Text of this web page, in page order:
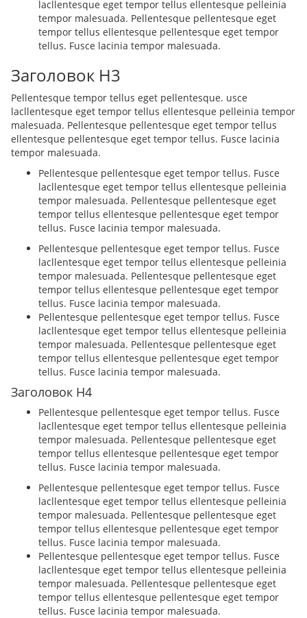
lacllentesque eget tempor tellus ellentesque pelleinia
tempor malesuada. Pellentesque pellentesque eget
tempor tellus ellentesque pellentesque eget tempor
tellus. Fusce lacinia tempor malesuada.
Заголовок H3
Pellentesque tempor tellus eget pellentesque. usce
lacllentesque eget tempor tellus ellentesque pelleinia tempor
malesuada. Pellentesque pellentesque eget tempor tellus
ellentesque pellentesque eget tempor tellus. Fusce lacinia
tempor malesuada.
Pellentesque pellentesque eget tempor tellus. Fusce
lacllentesque eget tempor tellus ellentesque pelleinia
tempor malesuada. Pellentesque pellentesque eget
tempor tellus ellentesque pellentesque eget tempor
tellus. Fusce lacinia tempor malesuada.
Pellentesque pellentesque eget tempor tellus. Fusce
lacllentesque eget tempor tellus ellentesque pelleinia
tempor malesuada. Pellentesque pellentesque eget
tempor tellus ellentesque pellentesque eget tempor
tellus. Fusce lacinia tempor malesuada.
Pellentesque pellentesque eget tempor tellus. Fusce
lacllentesque eget tempor tellus ellentesque pelleinia
tempor malesuada. Pellentesque pellentesque eget
tempor tellus ellentesque pellentesque eget tempor
tellus. Fusce lacinia tempor malesuada.
Заголовок H4
Pellentesque pellentesque eget tempor tellus. Fusce
lacllentesque eget tempor tellus ellentesque pelleinia
tempor malesuada. Pellentesque pellentesque eget
tempor tellus ellentesque pellentesque eget tempor
tellus. Fusce lacinia tempor malesuada.
Pellentesque pellentesque eget tempor tellus. Fusce
lacllentesque eget tempor tellus ellentesque pelleinia
tempor malesuada. Pellentesque pellentesque eget
tempor tellus ellentesque pellentesque eget tempor
tellus. Fusce lacinia tempor malesuada.
Pellentesque pellentesque eget tempor tellus. Fusce
lacllentesque eget tempor tellus ellentesque pelleinia
tempor malesuada. Pellentesque pellentesque eget
tempor tellus ellentesque pellentesque eget tempor
tellus. Fusce lacinia tempor malesuada.